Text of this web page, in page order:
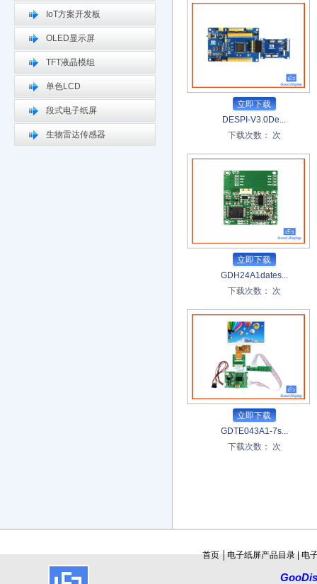
IoT方案开发板
OLED显示屏
TFT液晶模组
单色LCD
段式电子纸屏
生物雷达传感器
DESPI-V3.0De...
下载次数：
次
立即下载
GDH24A1dates...
下载次数：
次
立即下载
GDTE043A1-7s...
下载次数：
次
立即下载
首页 电子纸屏产品目录 电